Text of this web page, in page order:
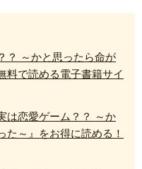
？ ～かと思ったら命が
料で読める電子書籍サイ
は恋愛ゲーム？？ ～か
た～』をお得に読める！